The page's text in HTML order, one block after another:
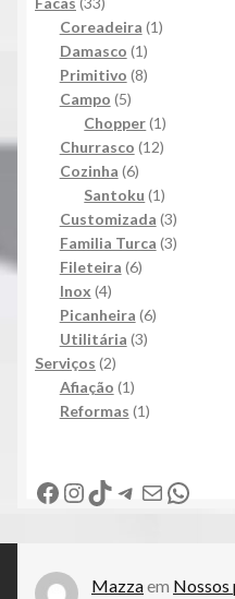
produtos
Coreadeira 11
Damasco 11
produto
Primitivo 88
Campo 55
produtos
Chopper 11
produto
Churrasco 1212
Cozinha 66
produtos
Santoku 11
produto
Customizada 33
produtos
Familia Turca 33
Fileteira 66
Inox 44
produtos
Picanheira 66
Utilitária 33
Serviços 22
produtos
Afiação 11
produto
Reformas 11
Facebook
Instagram
TikTok
Telegram
E-mail
Mazzaem Nossos